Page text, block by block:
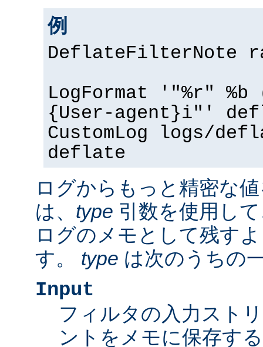
例
DeflateFilterNote
LogFormat '"%r"
{User-agent}i"'
CustomLog logs/
deflate
ログからもっと精密な
は、 type 引数を使用し
ログのメモとして残す
す。 type は次のうちの
Input
フィルタの入力スト
ントをメモに保存す